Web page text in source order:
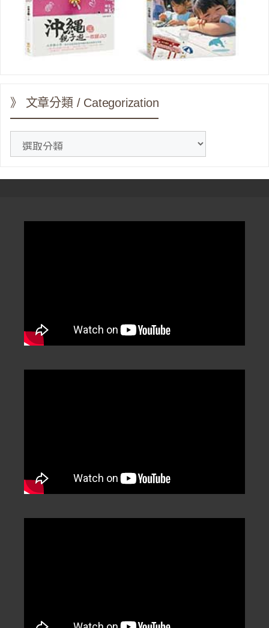
》 文章分類 / Categorization
分